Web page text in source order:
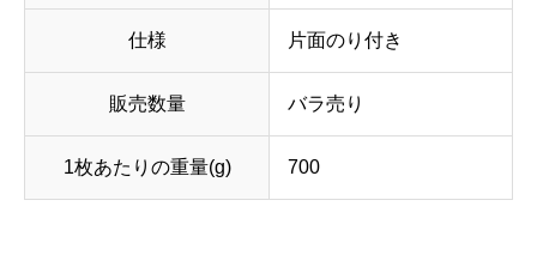
仕様 片面のり付き
販売数量 バラ売り
1枚あたりの重量(g) 700